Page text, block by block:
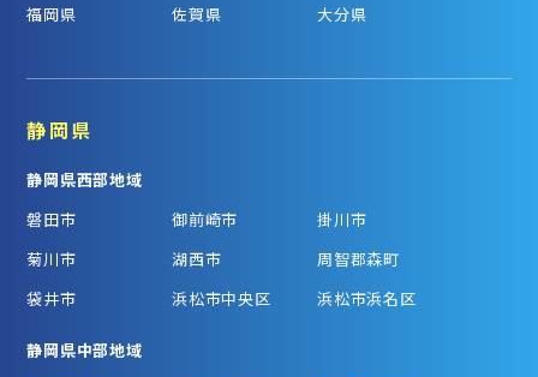
福岡県
佐賀県 大分県
静岡県
静岡県西部地域
磐田市
御前崎市
掛川市
菊川市
湖西市
周智郡森町
袋井市
浜松市中央区 浜松市浜名区
静岡県中部地域